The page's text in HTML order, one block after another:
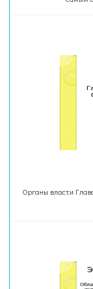
Органы власти